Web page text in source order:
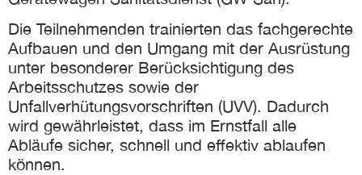
Die Teilnehmenden trainierten das fachgerechte
Aufbauen und den Umgang mit der Ausrüstung
unter besonderer Berücksichtigung des
Arbeitsschutzes sowie der
Unfallverhütungsvorschriften (UVV). Dadurch
wird gewährleistet, dass im Ernstfall alle
Abläufe sicher, schnell und effektiv ablaufen
können.